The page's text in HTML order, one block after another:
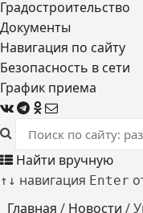
Градостроительство
Документы
Навигация по сайту
Безопасность в сети
График приема
Найти вручную
↑ ↓ навигация Enter
Главная / Новости /